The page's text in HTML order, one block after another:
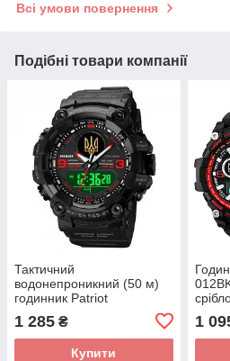
Всі умови повернення
Подібні товари компанії
Тактичний
водонепроникний (50 м)
годинник Patriot
золото Чорні з червоним +
Коробка
1 285 ₴
Купити
1